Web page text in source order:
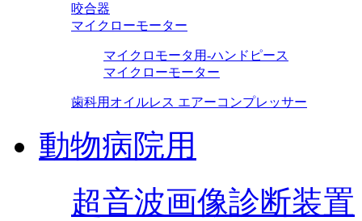
咬合器
マイクローモーター
マイクロモータ用-ハンドピース
マイクローモーター
歯科用オイルレス エアーコンプレッサー
動物病院用
超音波画像診断装置